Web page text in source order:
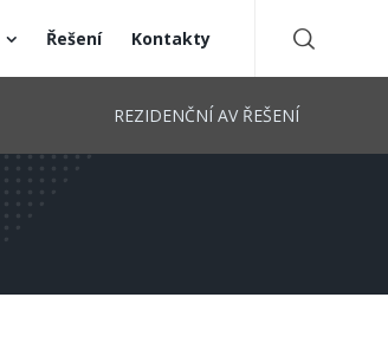
Řešení Kontakty
REZIDENČNÍ AV ŘEŠENÍ